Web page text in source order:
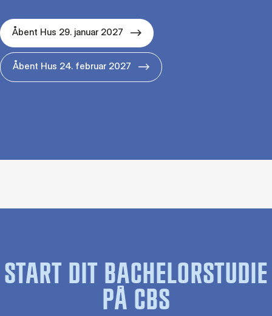
Åbent Hus 29. januar 2027
Åbent Hus 24. februar 2027
START DIT BACHELORSTUDIE
PÅ CBS